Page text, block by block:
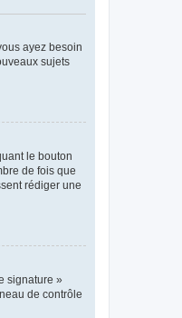
ayez besoin
sujets
le bouton
de fois que
rédiger une
signature »
de contrôle